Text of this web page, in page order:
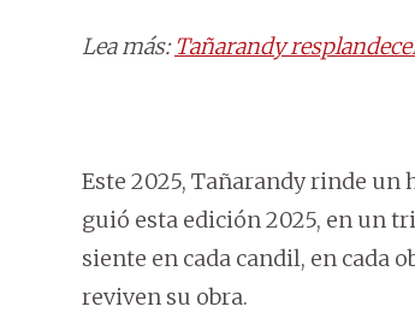
Lea más:Tañarandy
Este 2025, Tañarandy rinde
guió esta edición 2025, en un
siente en cada candil, en cada
reviven su obra.